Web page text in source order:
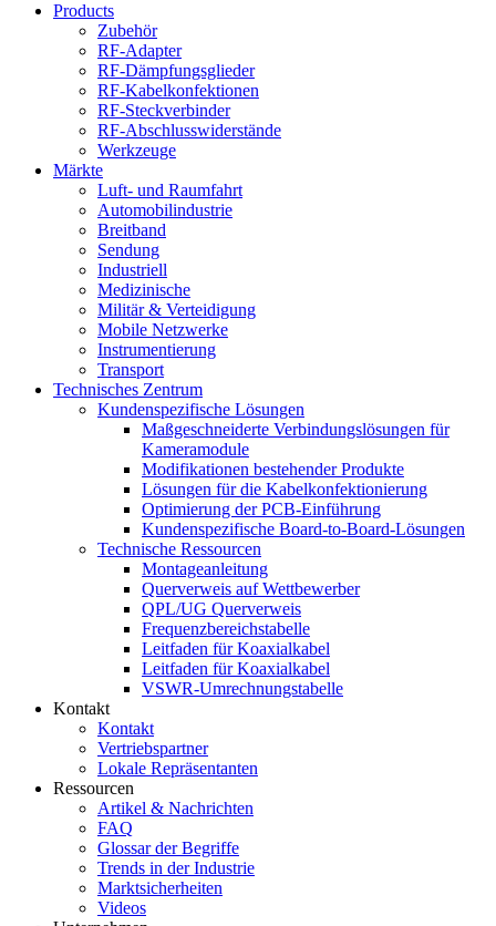
Products
Zubehör
RF-Adapter
RF-Dämpfungsglieder
RF-Kabelkonfektionen
RF-Steckverbinder
RF-Abschlusswiderstände
Werkzeuge
Märkte
Luft- und Raumfahrt
Automobilindustrie
Breitband
Sendung
Industriell
Medizinische
Militär & Verteidigung
Mobile Netzwerke
Instrumentierung
Transport
Technisches Zentrum
Kundenspezifische Lösungen
Maßgeschneiderte Verbindungslösungen für
Kameramodule
Modifikationen bestehender Produkte
Lösungen für die Kabelkonfektionierung
Optimierung der PCB-Einführung
Kundenspezifische Board-to-Board-Lösungen
Technische Ressourcen
Montageanleitung
Querverweis auf Wettbewerber
QPL/UG Querverweis
Frequenzbereichstabelle
Leitfaden für Koaxialkabel
Leitfaden für Koaxialkabel
VSWR-Umrechnungstabelle
Kontakt
Kontakt
Vertriebspartner
Lokale Repräsentanten
Ressourcen
Artikel & Nachrichten
FAQ
Glossar der Begriffe
Trends in der Industrie
Marktsicherheiten
Videos